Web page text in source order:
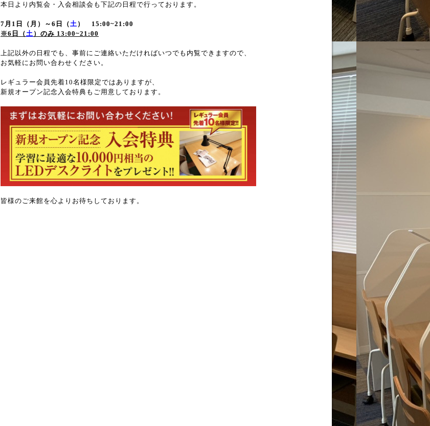
本日より内覧会・入会相談会も下記の日程で行っております。
7月1日（月）～6日（土 ） 15:00~21:00
※6日（土 ）のみ 13:00~21:00
上記以外の日程でも、事前にご連絡いただければいつでも内覧できますので、
お気軽にお問い合わせください。
レギュラー会員先着10名様限定ではありますが、
新規オープン記念入会特典もご用意しております。
皆様のご来館を心よりお待ちしております。